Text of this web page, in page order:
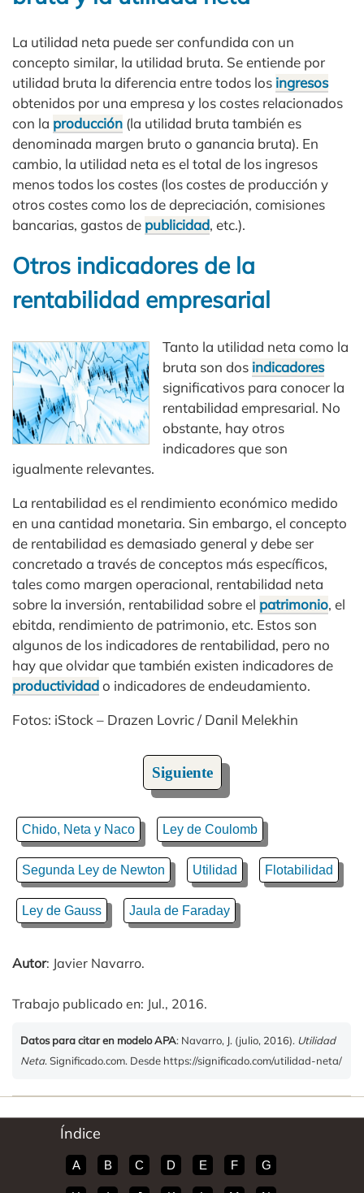
La utilidad neta puede ser confundida con un
concepto similar, la utilidad bruta. Se entiende por
utilidad bruta la diferencia entre todos los ingresos
obtenidos por una empresa y los costes relacionados
con la producción (la utilidad bruta también es
denominada margen bruto o ganancia bruta). En
cambio, la utilidad neta es el total de los ingresos
menos todos los costes (los costes de producción y
otros costes como los de depreciación, comisiones
bancarias, gastos de publicidad, etc.).
Otros indicadores de la
rentabilidad empresarial
Tanto la utilidad neta como la
bruta son dos indicadores
significativos para conocer la
rentabilidad empresarial. No
obstante, hay otros
indicadores que son
igualmente relevantes.
La rentabilidad es el rendimiento económico medido
en una cantidad monetaria. Sin embargo, el concepto
de rentabilidad es demasiado general y debe ser
concretado a través de conceptos más específicos,
tales como margen operacional, rentabilidad neta
sobre la inversión, rentabilidad sobre el patrimonio, el
ebitda, rendimiento de patrimonio, etc. Estos son
algunos de los indicadores de rentabilidad, pero no
hay que olvidar que también existen indicadores de
productividado indicadores de endeudamiento.
Fotos: iStock – Drazen Lovric / Danil Melekhin
Siguiente
Chido, Neta y Naco Ley de Coulomb
Segunda Ley de Newton Utilidad Flotabilidad
Ley de Gauss Jaula de Faraday
Autor: Javier Navarro.
Trabajo publicado en: Jul., 2016.
Datos para citar en modelo APA: Navarro, J. (julio, 2016). Utilidad
Neta. Significado.com. Desde https://significado.com/utilidad-neta/
Índice
A B C D E F G